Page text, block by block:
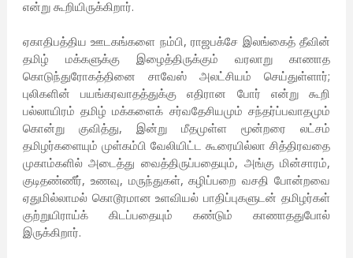
என்று கூறியிருக்கிறார்.
ஏகாதிபத்திய ஊடகங்களை நம்பி, ராஜபக்சே இலங்கைத் தீவின்
தமிழ் மக்களுக்கு இழைத்திருக்கும் வரலாறு காணாத
கொடுந்துரோகத்தினை சாவேஸ் அலட்சியம் செய்துள்ளார்;
புலிகளின் பயங்கரவாதத்துக்கு எதிரான போர் என்று கூறி
பல்லாயிரம் தமிழ் மக்களைக் சர்வதேசியமும் சந்தர்ப்பவாதமும்
கொன்று குவித்து, இன்று மீதமுள்ள மூன்றரை லட்சம்
தமிழர்களையும் முள்கம்பி வேலியிட்ட கூரையில்லா சித்திரவதை
முகாம்களில் அடைத்து வைத்திருப்பதையும், அங்கு மின்சாரம்,
குடிதண்ணீர், உணவு, மருந்துகள், கழிப்பறை வசதி போன்றவை
ஏதுமில்லாமல் கொடூரமான உளவியல் பாதிப்புகளுடன் தமிழர்கள்
குற்றுயிராய்க் கிடப்பதையும் கண்டும் காணாததுபோல்
இருக்கிறார்.